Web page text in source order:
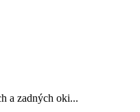
a zadných oki...